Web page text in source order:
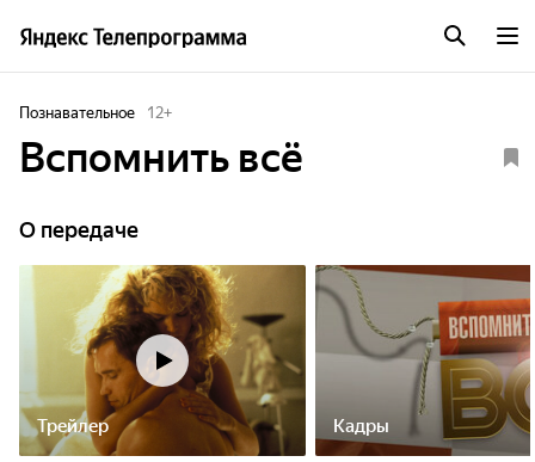
Познавательное 12+
Вспомнить всё
О передаче
Трейлер Кадры